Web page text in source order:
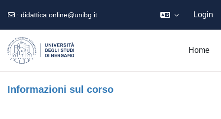
: didattica.online@unibg.it Login
Home
Informazioni sul corso